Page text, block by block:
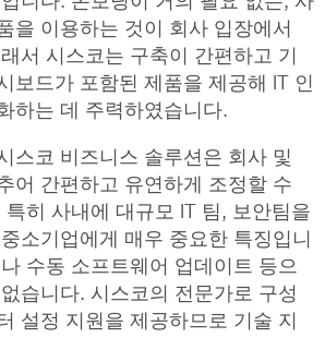
을 이용하는 것이 회사 입장에서
서 시스코는 구축이 간편하고 기
보드가 포함된 제품을 제공해 IT 인
하는 데 주력하였습니다.
스코 비즈니스 솔루션은 회사 및
어 간편하고 유연하게 조정할 수
히 사내에 대규모 IT 팀, 보안팀을
소기업에게 매우 중요한 특징입니
수동 소프트웨어 업데이트 등으
습니다. 시스코의 전문가로 구성
설정 지원을 제공하므로 기술 지